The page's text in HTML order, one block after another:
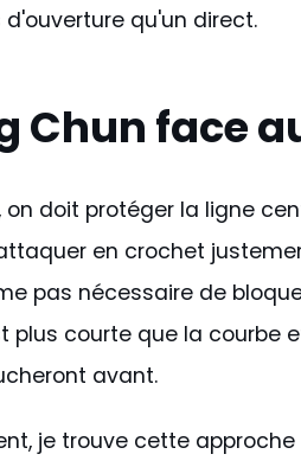
d'ouverture qu'un direct.
Chun face
on doit protéger la ligne
en crochet
pas nécessaire de
plus courte que la courbe
avant.
je trouve cette